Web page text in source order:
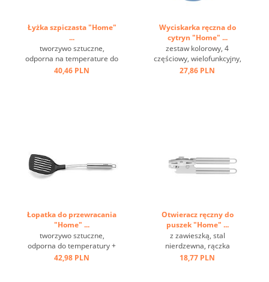
Łyżka szpiczasta "Home"
...
tworzywo sztuczne,
odporna na temperature do
+ 220 st.C, stal nierdzewna,
40,46 PLN
Wyciskarka ręczna do
cytryn "Home" ...
zestaw kolorowy, 4
częściowy, wielofunkcyjny,
w pudełku ...
27,86 PLN
Łopatka do przewracania
"Home" ...
tworzywo sztuczne,
odporna do temperatury +
220 st.C, stal nierdzewna,
42,98 PLN
Otwieracz ręczny do
puszek "Home" ...
z zawieszką, stal
nierdzewna, rączka
wydrążona ...
18,77 PLN